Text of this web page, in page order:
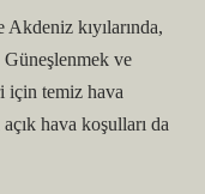
kıyılarında,
ve
için temiz hava
hava koşulları da